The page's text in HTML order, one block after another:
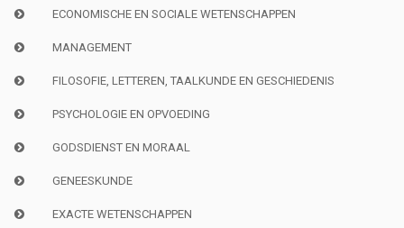
ECONOMISCHE EN SOCIALE WETENSCHAPPEN
MANAGEMENT
FILOSOFIE, LETTEREN, TAALKUNDE EN GESCHIEDENIS
PSYCHOLOGIE EN OPVOEDING
GODSDIENST EN MORAAL
GENEESKUNDE
EXACTE WETENSCHAPPEN